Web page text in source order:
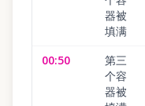
器被
填满
00:50
第三
个容
器被